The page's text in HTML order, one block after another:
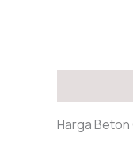
Harga Beton